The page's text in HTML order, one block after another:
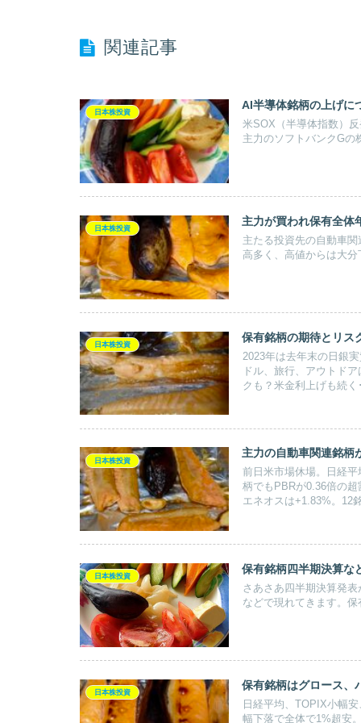
関連記事
日本株投資
AI半導体銘柄の上げに
米SOX（半導体指数）
主力のソフトバンクG
日本株投資
主力が買われ保有全体
主たる投資先の自動車
高多く、高値からは大
日本株投資
保有銘柄の期待とリス
2023年は去年末の日銀
ドル、旅行、アウトド
クも？米金利上げも続
日本株投資
主力の自動車関連銘
前日米市場休場。日経
柄でもPBRが0.36倍の
エネオスは+1.83%。12
日本株投資
保有銘柄四半期決算な
さあさあ四半期決算発
などで現れてきます。
日本株投資
保有銘柄はグロース、
日経平均、TOPIX小幅
幅下落で全体で1%超安